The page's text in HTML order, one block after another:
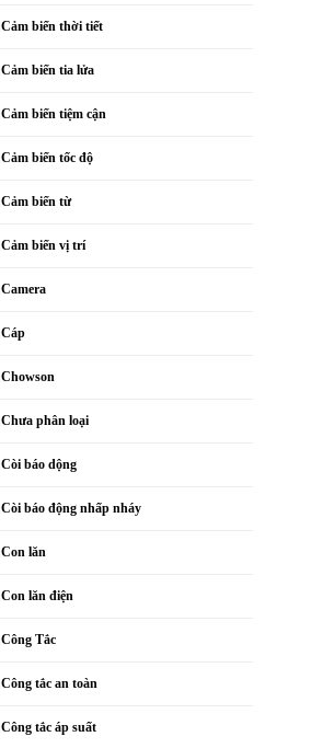
Cảm biến thời tiết
Cảm biến tia lửa
Cảm biến tiệm cận
Cảm biến tốc độ
Cảm biến từ
Cảm biến vị trí
Camera
Cáp
Chowson
Chưa phân loại
Còi báo dộng
Còi báo động nhấp nháy
Con lăn
Con lăn điện
Công Tắc
Công tắc an toàn
Công tắc áp suất